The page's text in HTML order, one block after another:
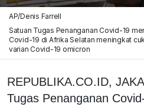
AP/Denis Farrell
Satuan Tugas Penanganan Covid-19
Covid-19 di Afrika Selatan meningkat
varian Covid-19 omicron
REPUBLIKA.CO.ID,
Tugas Penanganan